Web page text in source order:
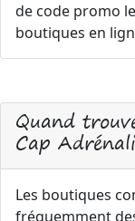
de code promo
boutiques en
Quand
Cap
Les boutiques
fréquemment